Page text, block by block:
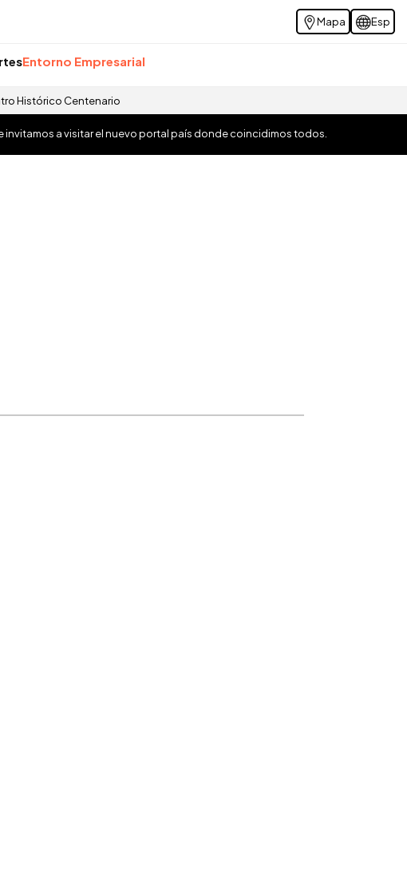
Mapa Esp
Entorno Empresarial
Histórico Centenario
invitamos a visitar el nuevo portal país donde coincidimos todos.